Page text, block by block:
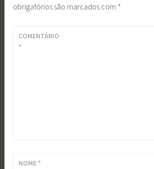
obrigatórios são marcados com *
COMENTÁRIO
*
NOME *